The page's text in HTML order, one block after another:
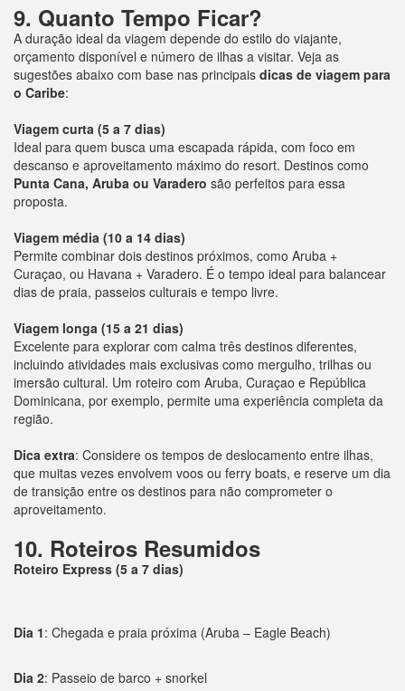
9. Quanto Tempo Ficar?
A duração ideal da viagem depende do estilo do viajante,
orçamento disponível e número de ilhas a visitar. Veja as
sugestões abaixo com base nas principais dicas de viagem para
o Caribe:
Viagem curta (5 a 7 dias)
Ideal para quem busca uma escapada rápida, com foco em
descanso e aproveitamento máximo do resort. Destinos como
Punta Cana, Aruba ou Varadero são perfeitos para essa
proposta.
Viagem média (10 a 14 dias)
Permite combinar dois destinos próximos, como Aruba +
Curaçao, ou Havana + Varadero. É o tempo ideal para balancear
dias de praia, passeios culturais e tempo livre.
Viagem longa (15 a 21 dias)
Excelente para explorar com calma três destinos diferentes,
incluindo atividades mais exclusivas como mergulho, trilhas ou
imersão cultural. Um roteiro com Aruba, Curaçao e República
Dominicana, por exemplo, permite uma experiência completa da
região.
Dica extra: Considere os tempos de deslocamento entre ilhas,
que muitas vezes envolvem voos ou ferry boats, e reserve um dia
de transição entre os destinos para não comprometer o
aproveitamento.
10. Roteiros Resumidos
Roteiro Express (5 a 7 dias)
Dia 1: Chegada e praia próxima (Aruba – Eagle Beach)
Dia 2: Passeio de barco + snorkel